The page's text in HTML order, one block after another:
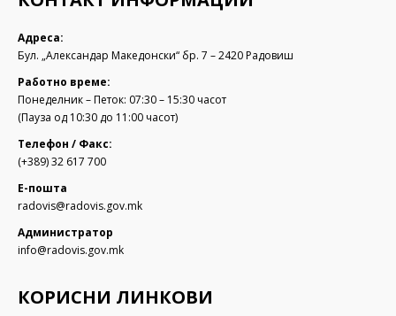
Адреса:
Бул. „Александар Македонски“ бр. 7 – 2420 Радовиш
Работно време:
Понеделник – Петок: 07:30 – 15:30 часот
(Пауза од 10:30 до 11:00 часот)
Телефон / Факс:
(+389) 32 617 700
Е-пошта
radovis@radovis.gov.mk
Администратор
info@radovis.gov.mk
КОРИСНИ ЛИНКОВИ